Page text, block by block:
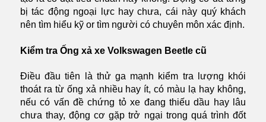
bị tác động ngoại lực hay chưa, cái này quý khách
nên tìm hiểu kỹ or tìm người có chuyên môn xác định.
Kiểm tra Ống xả xe Volkswagen Beetle cũ
Điều đầu tiên là thử ga mạnh kiểm tra lượng khói
thoát ra từ ống xả nhiều hay ít, có màu lạ hay không,
nếu có vấn đề chứng tỏ xe đang thiếu dầu hay lâu
chưa thay, động cơ gặp trở ngại trong quá trình đốt